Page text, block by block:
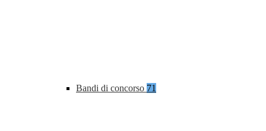
Bandi di concorso 71